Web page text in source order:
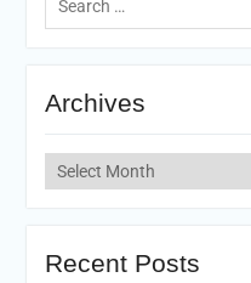
for:
Archives
Archives
Recent Posts